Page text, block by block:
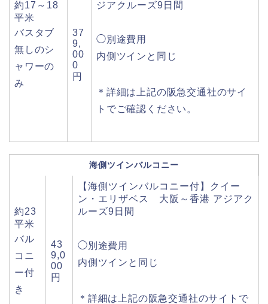
約17～18
平米
バスタブ
無しのシ
ャワーの
み
37
9,
00
0
円
ジアクルーズ9日間
◯別途費用
内側ツインと同じ
＊詳細は上記の阪急交通社のサイ
トでご確認ください。
海側ツインバルコニー
約23
平米
バル
コニ
ー付
き
43
9,0
00
円
【海側ツインバルコニー付】クイー
ン・エリザベス 大阪～香港 アジアク
ルーズ9日間
◯別途費用
内側ツインと同じ
＊詳細は上記の阪急交通社のサイトで